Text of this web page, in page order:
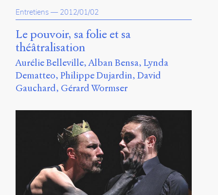
Entretiens — 2012/01/02
Le pouvoir, sa folie et sa
théâtralisation
Aurélie Belleville Alban Bensa Lynda
Dematteo Philippe Dujardin David
Gauchard Gérard Wormser